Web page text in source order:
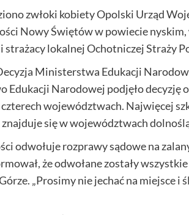
zwłoki kobiety Opolski Urząd
Nowy Świętów w powiecie
strażacy lokalnej Ochotniczej Straży
Ministerstwa Edukacji
Narodowej podjęło decyzję
województwach. Najwięcej
się w województwach
odwołuje rozprawy sądowe na
że odwołane zostały
„Prosimy nie jechać na miejsce